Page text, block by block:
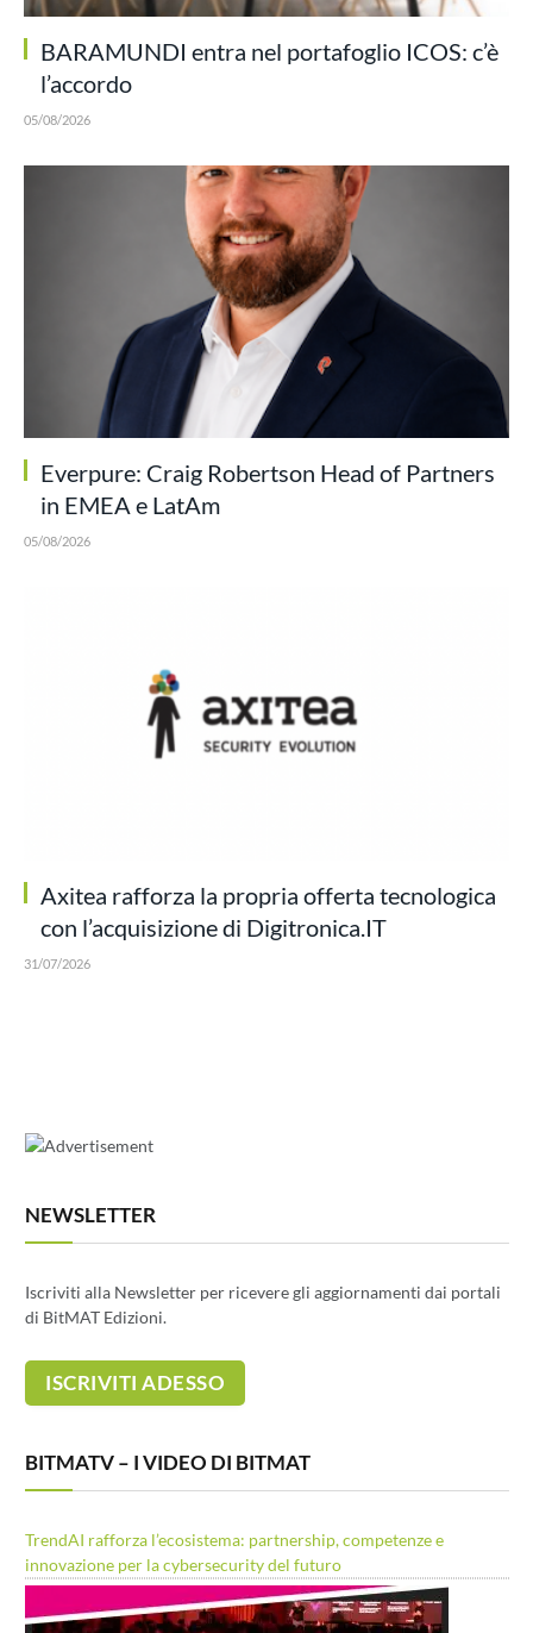
BARAMUNDI entra nel portafoglio ICOS: c’è
l’accordo
05/08/2026
Everpure: Craig Robertson Head of Partners
in EMEA e LatAm
05/08/2026
Axitea rafforza la propria offerta tecnologica
con l’acquisizione di Digitronica.IT
31/07/2026
NEWSLETTER
Iscriviti alla Newsletter per ricevere gli aggiornamenti dai portali
di BitMAT Edizioni.
BITMATV – I VIDEO DI BITMAT
TrendAI rafforza l’ecosistema: partnership, competenze e
innovazione per la cybersecurity del futuro